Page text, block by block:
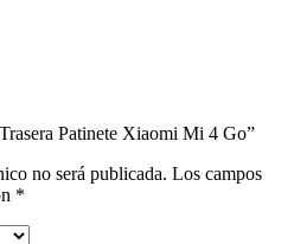
Patinete Xiaomi Mi 4 Go”
no será publicada. Los campos
*